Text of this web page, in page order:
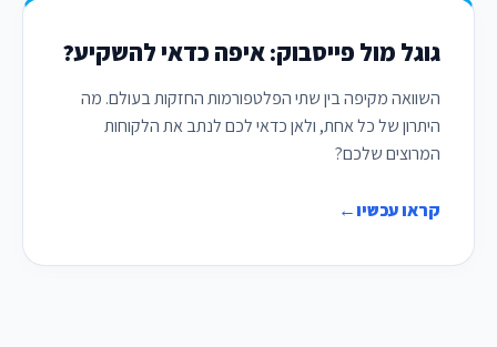
גוגל מול פייסבוק: איפה כדאי להשקיע?
השוואה מקיפה בין שתי הפלטפורמות החזקות בעולם. מה
היתרון של כל אחת, ולאן כדאי לכם לנתב את הלקוחות
המרוצים שלכם?
קראו עכשיו←